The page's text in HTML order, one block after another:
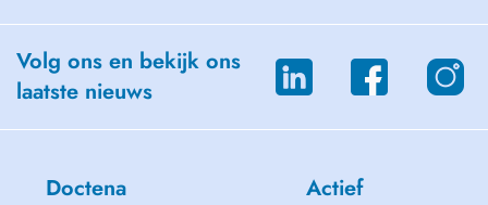
Volg ons en bekijk ons
laatste nieuws
Doctena Actief